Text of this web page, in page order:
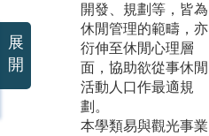
開發、規劃等，皆為
休閒管理的範疇，亦
衍伸至休閒心理層
面，協助欲從事休閒
活動人口作最適規
劃。
本學類易與觀光事業
展
開